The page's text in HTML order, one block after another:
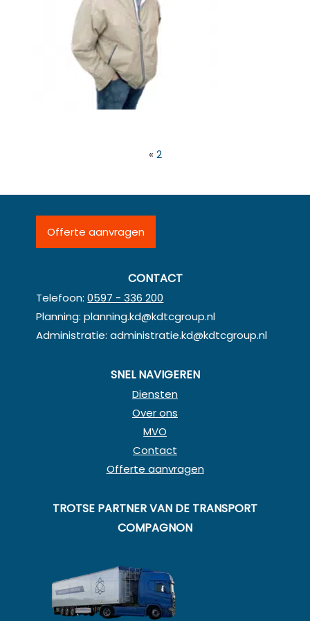
« 2
Offerte aanvragen
CONTACT
Telefoon:0597 - 336 200
Planning:planning.kd@kdtcgroup.nl
Administratie:administratie.kd@kdtcgroup.nl
SNEL NAVIGEREN
Diensten
Over ons
MVO
Contact
Offerte aanvragen
TROTSE PARTNER VAN DE TRANSPORT
COMPAGNON